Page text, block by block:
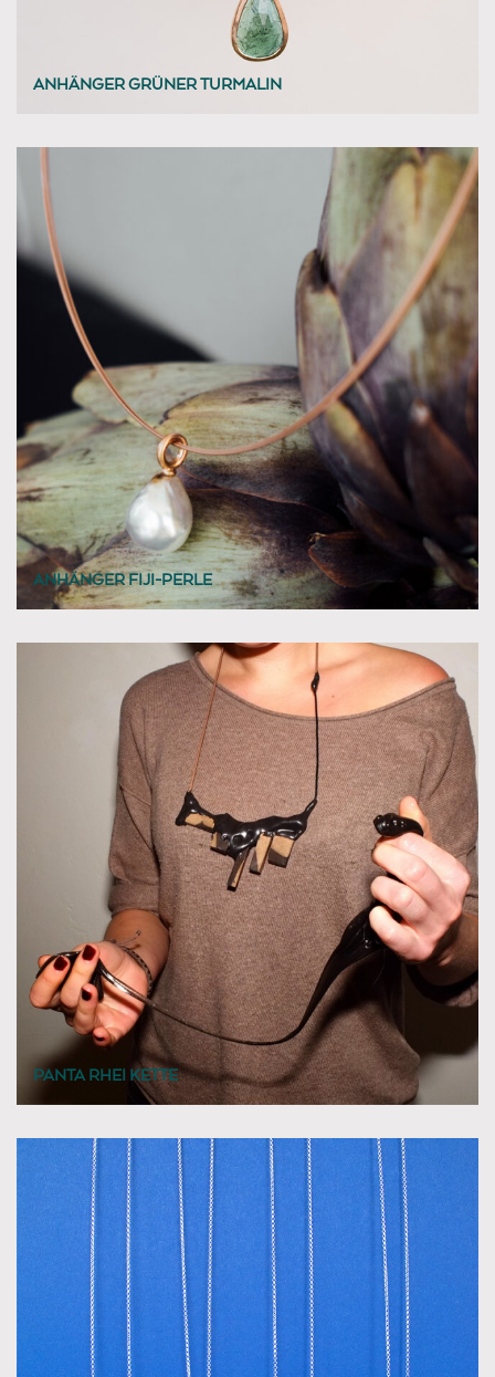
ANHÄNGER GRÜNER TURMALIN
ANHÄNGER FIJI-PERLE
PANTA RHEI KETTE